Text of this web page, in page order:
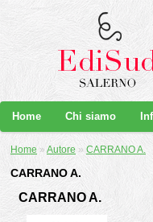
Home Chi siamo
Home » Autore » CARRANO A.
CARRANO A.
CARRANO A.